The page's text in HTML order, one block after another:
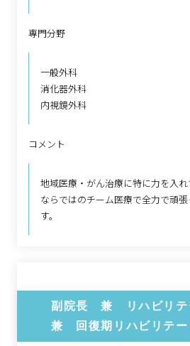
専門分野
一般外科
消化器外科
内視鏡外科
コメント
地域医療・がん治療に特に力を入
ならではのチーム医療で全力で頑
す。
副院長 兼 リハビリテ
兼 回復期リハビリテー